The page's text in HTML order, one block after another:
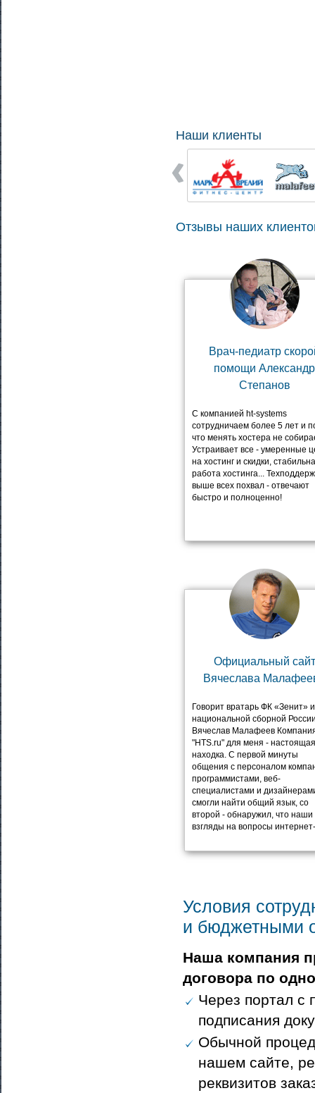
Наши клиенты
Отзывы наших
Врач-педиатр
помощи Александр
Степанов
С компанией ht-systems
сотрудничаем более 5 лет и
что менять хостера не
Устраивает все - умеренные
на хостинг и скидки,
работа хостинга...
выше всех похвал - отвечают
быстро и полноценно!
Официальный сайт
Вячеслава
Говорит вратарь ФК «Зенит» и
национальной сборной
Вячеслав Малафеев
"HTS.ru" для меня -
находка. С первой минуты
общения с персоналом
программистами, веб-
специалистами и
смогли найти общий язык, со
второй - обнаружил, что наши
взгляды на вопросы
совпадают. Специалисты
чемпионскую поддержку!
Условия
и бюджетными
Наша компания
договора по
Через портал
подписания
Обычной
нашем сайте,
реквизитов